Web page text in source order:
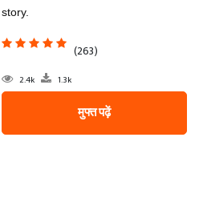
story.
(263)
2.4k 1.3k
मुफ्त पढ़ें